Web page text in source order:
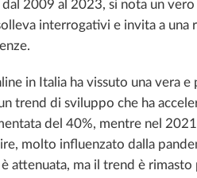
dal 2009 al 2023, si nota un
interrogativi e invita a una
in Italia ha vissuto una vera e
trend di sviluppo che ha
del 40%, mentre nel
molto influenzato dalla
attenuata, ma il trend è